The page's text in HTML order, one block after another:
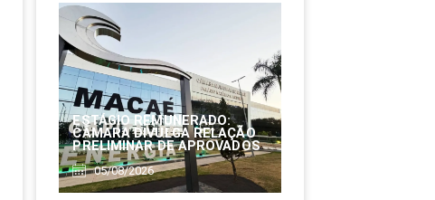
ESTÁGIO REMUNERADO:
CÂMARA DIVULGA RELAÇÃO
PRELIMINAR DE APROVADOS
05/08/2026